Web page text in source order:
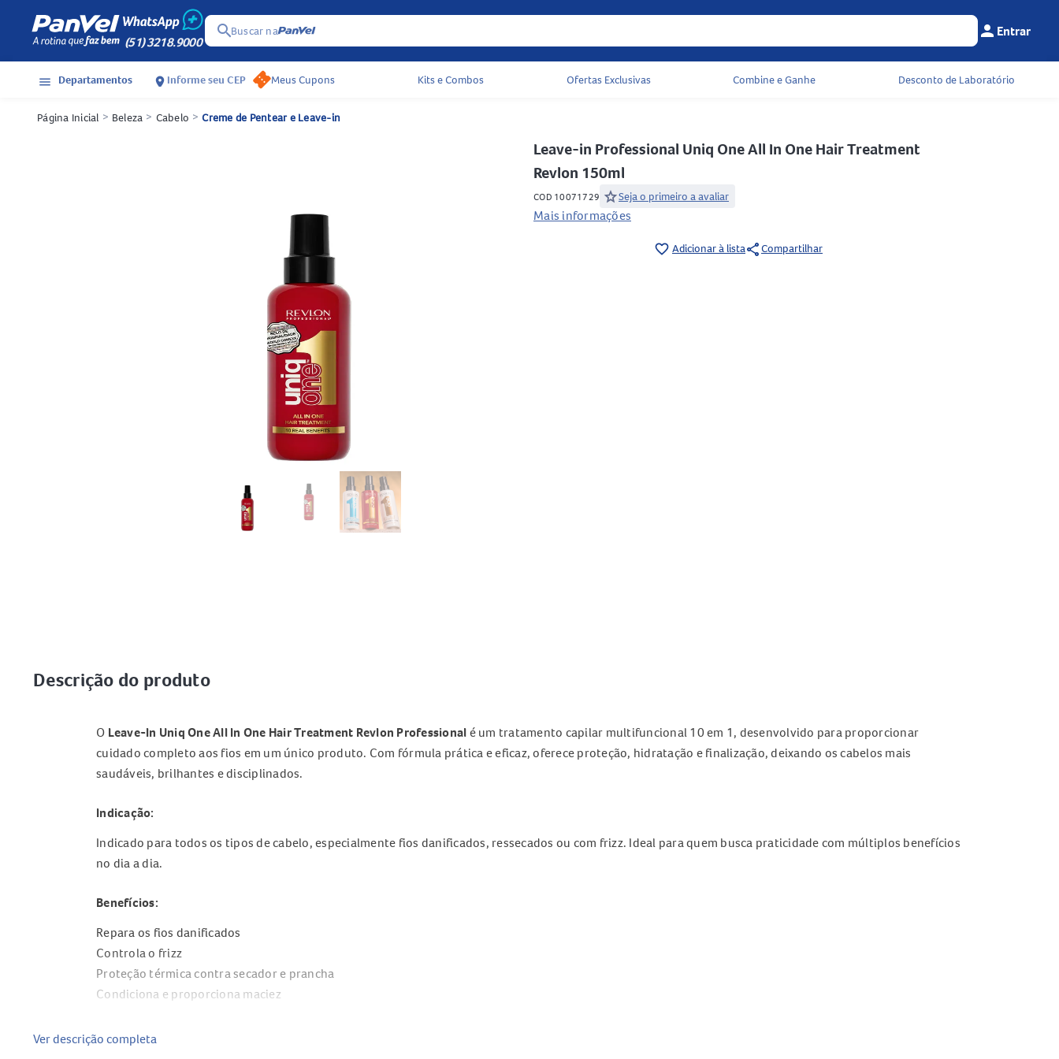
(51) 3218.9000
searchBuscar na Menu do
person Entrar
Acessos rápidos do cabeçalho
menu Departamentos location_on Informe seu CEP Meus Cupons Kits e Combos Ofertas Exclusivas Combine e Ganhe Desconto de Laboratório
Página Inicial > Beleza > Cabelo > Creme de Pentear e Leave-in
Leave-in Professional Uniq One All In One Hair Treatment
Revlon 150ml
COD 10071729 starSeja o primeiro a avaliar
Mais informações
favorite_border Adicionar à listashareCompartilhar
Descrição do produto
O Leave-In Uniq One All In One Hair Treatment Revlon Professional é um tratamento capilar multifuncional 10 em 1, desenvolvido para proporcionar
cuidado completo aos fios em um único produto. Com fórmula prática e eficaz, oferece proteção, hidratação e finalização, deixando os cabelos mais
saudáveis, brilhantes e disciplinados.
Indicação:
Indicado para todos os tipos de cabelo, especialmente fios danificados, ressecados ou com frizz. Ideal para quem busca praticidade com múltiplos benefícios
no dia a dia.
Benefícios:
Repara os fios danificados
Controla o frizz
Proteção térmica contra secador e prancha
Condiciona e proporciona maciez
Facilita a escovação
Ver descrição completa